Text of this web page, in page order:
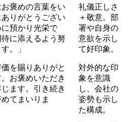
お褒めの言葉をい
りがとうござい
預かり光栄で
に添えるよう努
。」
礼儀正しさ
＋敬意。部
署や自身の
意欲を示し
て好印象。
価を賜りありがと
お褒めいただき
ます。引き続き
てまいりま
対外的な印
象を意識
し、会社の
姿勢も示し
た構成。